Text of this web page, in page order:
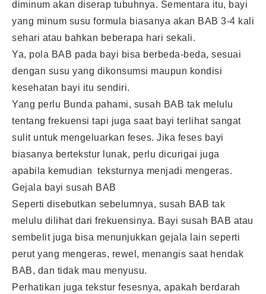
diminum akan diserap tubuhnya. Sementara itu, bayi
yang minum susu formula biasanya akan BAB 3-4 kali
sehari atau bahkan beberapa hari sekali.
Ya, pola BAB pada bayi bisa berbeda-beda, sesuai
dengan susu yang dikonsumsi maupun kondisi
kesehatan bayi itu sendiri.
Yang perlu Bunda pahami, susah BAB tak melulu
tentang frekuensi tapi juga saat bayi terlihat sangat
sulit untuk mengeluarkan feses. Jika feses bayi
biasanya bertekstur lunak, perlu dicurigai juga
apabila kemudian teksturnya menjadi mengeras.
Gejala bayi susah BAB
Seperti disebutkan sebelumnya, susah BAB tak
melulu dilihat dari frekuensinya. Bayi susah BAB atau
sembelit juga bisa menunjukkan gejala lain seperti
perut yang mengeras, rewel, menangis saat hendak
BAB, dan tidak mau menyusu.
Perhatikan juga tekstur fesesnya, apakah berdarah